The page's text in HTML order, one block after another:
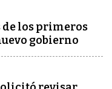
de los primeros
gobierno